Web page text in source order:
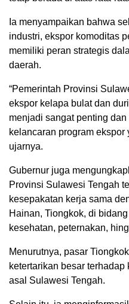
Ia menyampaikan bahwa
industri, ekspor komoditas
memiliki peran strategis
daerah.
“Pemerintah Provinsi
ekspor kelapa bulat dan
menjadi sangat penting
kelancaran program ekspor
ujarnya.
Gubernur juga
Provinsi Sulawesi Tengah
kesepakatan kerja sama
Hainan, Tiongkok, di
kesehatan, peternakan,
Menurutnya, pasar
ketertarikan besar
asal Sulawesi Tengah.